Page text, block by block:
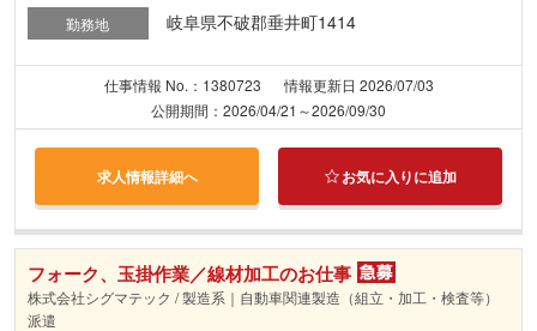
勤務地 岐阜県不破郡垂井町1414
仕事情報 No.：1380723
情報更新日 2026/07/03
公開期間：2026/04/21～2026/09/30
求人情報詳細へ お気に入りに追加
フォーク、玉掛作業／線材加工のお仕事
株式会社シグマテック / 製造系｜自動車関連製造（組立・加工・検査等）
派遣